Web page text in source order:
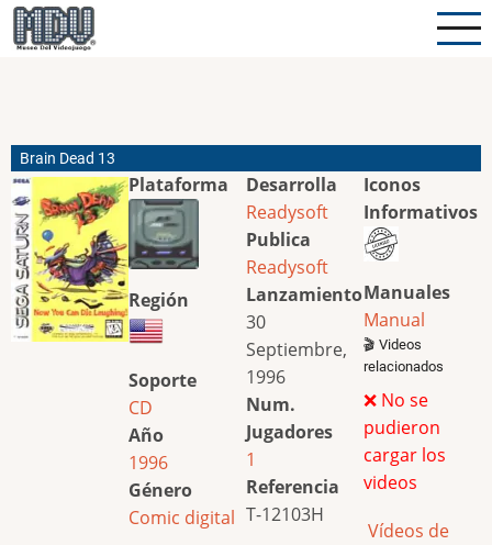
Pasar
al
Brain Dead 13
Plataforma
Región
Soporte
CD
Año
1996
Género
Comic digital
Desarrolla
Readysoft
Publica
Readysoft
Lanzamiento
30
Septiembre,
1996
Num.
Jugadores
1
Referencia
T-12103H
Iconos
Informativos
Manuales
Manual
🎬 Videos
relacionados
❌ No se
pudieron
cargar los
videos
Vídeos de